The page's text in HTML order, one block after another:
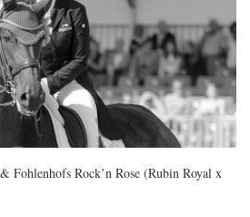
Fohlenhofs Rock’n Rose (Rubin Royal x